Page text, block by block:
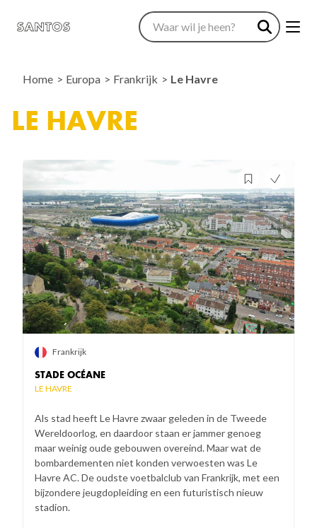
Home Europa Frankrijk Le Havre
LE HAVRE
STADE OCÉANE
LE HAVRE
Als stad heeft Le Havre zwaar geleden in de Tweede
Wereldoorlog, en daardoor staan er jammer genoeg
maar weinig oude gebouwen overeind. Maar wat de
bombardementen niet konden verwoesten was Le
Havre AC. De oudste voetbalclub van Frankrijk, met een
bijzondere jeugdopleiding en een futuristisch nieuw
stadion.
Frankrijk